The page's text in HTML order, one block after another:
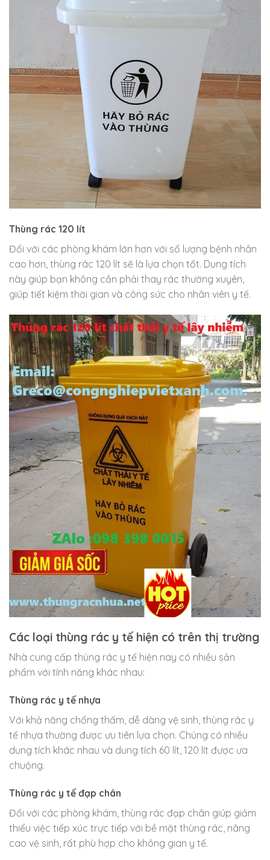
Thùng rác 120 lít
Đối với các phòng khám lớn hơn với số lượng bệnh nhân
cao hơn, thùng rác 120 lít sẽ là lựa chọn tốt. Dung tích
này giúp bạn không cần phải thay rác thường xuyên,
giúp tiết kiệm thời gian và công sức cho nhân viên y tế.
Các loại thùng rác y tế hiện có trên thị trường
Nhà cung cấp thùng rác y tế hiện nay có nhiều sản
phẩm với tính năng khác nhau:
Thùng rác y tế nhựa
Với khả năng chống thấm, dễ dàng vệ sinh, thùng rác y
tế nhựa thường được ưu tiên lựa chọn. Chúng có nhiều
dung tích khác nhau và dung tích 60 lít, 120 lít được ưa
chuộng.
Thùng rác y tế đạp chân
Đối với các phòng khám, thùng rác đạp chân giúp giảm
thiểu việc tiếp xúc trực tiếp với bề mặt thùng rác, nâng
cao vệ sinh, rất phù hợp cho không gian y tế.